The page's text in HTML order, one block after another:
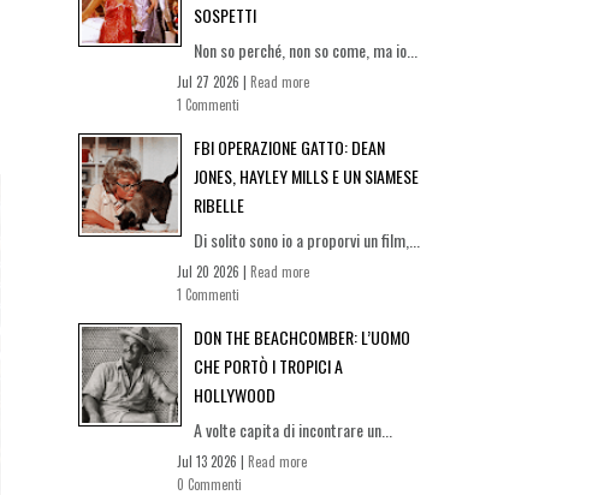
SOSPETTI
Non so perché, non so come, ma io...
Jul 27 2026 | Read more
1 Commenti
FBI OPERAZIONE GATTO: DEAN
JONES, HAYLEY MILLS E UN SIAMESE
RIBELLE
Di solito sono io a proporvi un film,...
Jul 20 2026 | Read more
1 Commenti
DON THE BEACHCOMBER: L’UOMO
CHE PORTÒ I TROPICI A
HOLLYWOOD
A volte capita di incontrare un...
Jul 13 2026 | Read more
0 Commenti